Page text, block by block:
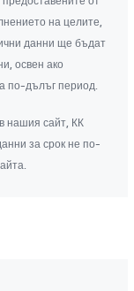
на целите,
данни ще бъдат
освен ако
по-дълъг период.
нашия сайт, КК
за срок не по-